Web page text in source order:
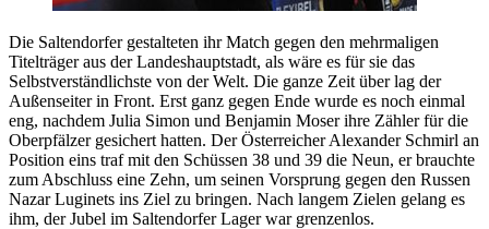
Die Saltendorfer gestalteten ihr Match gegen den mehrmaligen
Titelträger aus der Landeshauptstadt, als wäre es für sie das
Selbstverständlichste von der Welt. Die ganze Zeit über lag der
Außenseiter in Front. Erst ganz gegen Ende wurde es noch einmal
eng, nachdem Julia Simon und Benjamin Moser ihre Zähler für die
Oberpfälzer gesichert hatten. Der Österreicher Alexander Schmirl an
Position eins traf mit den Schüssen 38 und 39 die Neun, er brauchte
zum Abschluss eine Zehn, um seinen Vorsprung gegen den Russen
Nazar Luginets ins Ziel zu bringen. Nach langem Zielen gelang es
ihm, der Jubel im Saltendorfer Lager war grenzenlos.